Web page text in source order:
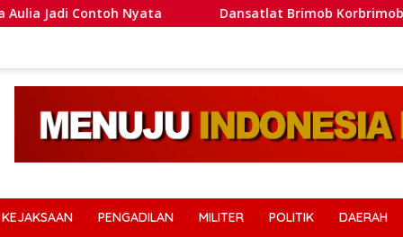
Dansatlat Brimob Korbrimob Buka Pelatihan Wanteror
KEJAKSAAN PENGADILAN MILITER POLITIK DAERAH